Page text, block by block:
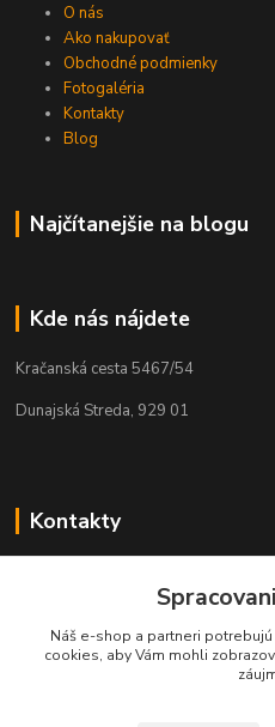
O nás
Ako nakupovať
Obchodné podmienky
Fotogaléria
Kontakty
Blog
Najčítanejšie na blogu
Kde nás nájdete
Kračanská cesta 5467/54
Dunajská Streda, 929 01
Kontakty
+421 908 775
info@kantorstav.sk
Náš e-shop a partneri potrebujú
cookies, aby Vám mohli